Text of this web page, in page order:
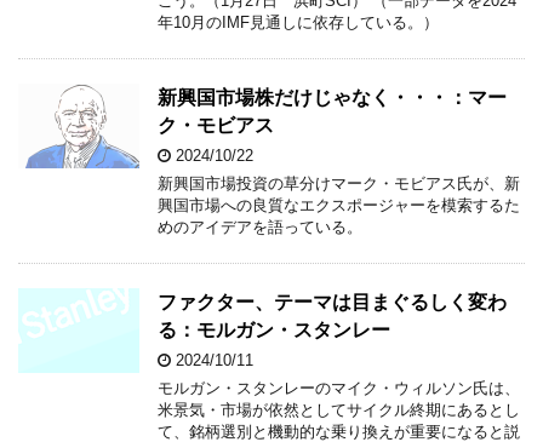
年10月のIMF見通しに依存している。）
新興国市場株だけじゃなく・・・：マー
ク・モビアス
2024/10/22
新興国市場投資の草分けマーク・モビアス氏が、新
興国市場への良質なエクスポージャーを模索するた
めのアイデアを語っている。
ファクター、テーマは目まぐるしく変わ
る：モルガン・スタンレー
2024/10/11
モルガン・スタンレーのマイク・ウィルソン氏は、
米景気・市場が依然としてサイクル終期にあるとし
て、銘柄選別と機動的な乗り換えが重要になると説